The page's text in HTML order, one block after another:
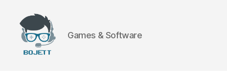
Games & Software